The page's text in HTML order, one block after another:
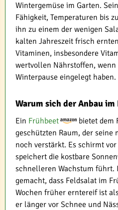
Wintergemüse im Garten.
Fähigkeit, Temperaturen bis
ihn zu einem der wenigen
kalten Jahreszeit frisch
Vitaminen, insbesondere
wertvollen Nährstoffen,
Winterpause eingelegt haben.
Warum sich der Anbau
Ein Frühbeet
bietet dem
geschützten Raum, der
noch verstärkt. Es schirmt
speichert die kostbare
schnelleren Wachstum führt.
gemacht, dass Feldsalat im
Wochen früher erntereif ist
er länger vor Schnee und